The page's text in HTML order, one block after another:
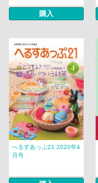
購入
へるすあっぷ21 2020年4
月号